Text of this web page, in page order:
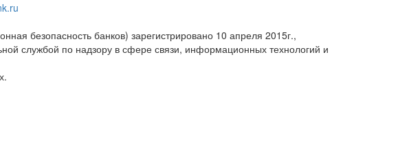
безопасность банков) зарегистрировано 10 апреля 2015г.,
службой по надзору в сфере связи, информационных технологий и